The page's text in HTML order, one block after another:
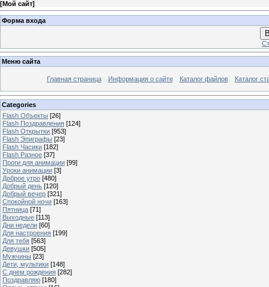
[Мой сайт]
Форма входа
Меню сайта
Главная страница Информация о сайте Каталог файлов Каталог
Categories
Flash Объекты [26]
Flash Поздравления [124]
Flash Открытки [953]
Flash Эпиграфы [23]
Flash Часики [182]
Flash Разное [37]
Проги для анимации [99]
Уроки анимации [3]
Доброе утро [480]
Добрый день [120]
Добрый вечер [321]
Спокойной ночи [163]
Пятница [71]
Выходные [113]
Дни недели [60]
Для настроения [199]
Для тебя [563]
Девушки [505]
Мужчины [23]
Дети, мультики [148]
С днем рождения [282]
Поздравляю [180]